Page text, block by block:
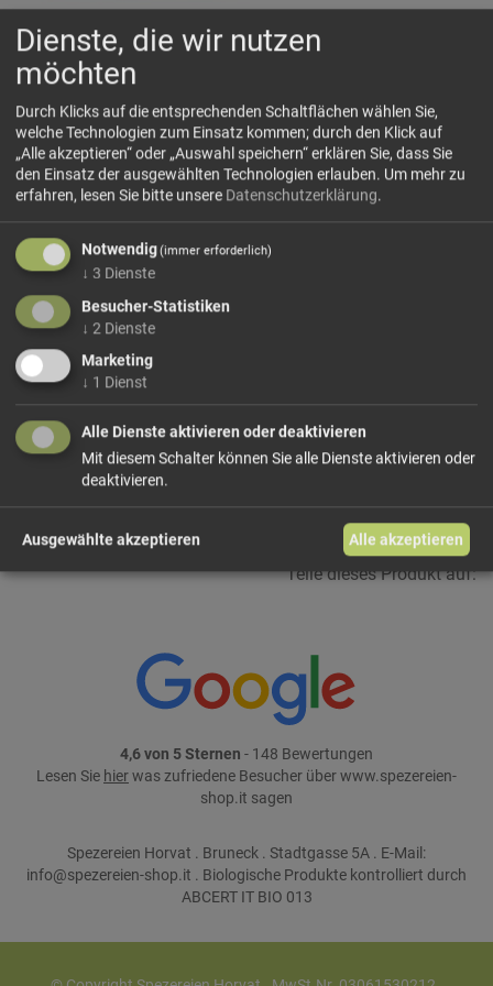
Pfefferkäse Burgeiser Sennerei
🌿Pfefferpoesie im Käseteig – würzig, mild, überraschend
🗺 Herkunft
Der Pfefferkäse stammt aus der traditionsreichen Sennerei
Algund in Südtirol. Dort wird frische Heumilch von
regionalen Bauernhöfen verarbeitet – unter Bioland-
Alpenklima, die kräuterreiche Fütterung und die...
mehr Infos +
Größe: ca. 300 g
In den Warenkorb
Teile dieses Produkt auf:
4,6 von 5 Sternen - 148 Bewertungen
Lesen Sie hierwas zufriedene Besucher über www.spezereien-
shop.it sagen
Spezereien Horvat . Bruneck . Stadtgasse 5A . E-Mail:
info@spezereien-shop.it . Biologische Produkte kontrolliert durch
ABCERT IT BIO 013
Dienste, die wir nutzen
möchten
Durch Klicks auf die entsprechenden Schaltflächen wählen Sie,
welche Technologien zum Einsatz kommen; durch den Klick auf
„Alle akzeptieren“ oder „Auswahl speichern“ erklären Sie, dass Sie
den Einsatz der ausgewählten Technologien erlauben. Um mehr zu
erfahren, lesen Sie bitte unsere Datenschutzerklärung.
Notwendig(immer erforderlich)
↓ 3 Dienste
Besucher-Statistiken
↓ 2 Dienste
Marketing
↓ 1 Dienst
Alle Dienste aktivieren oder deaktivieren
Mit diesem Schalter können Sie alle Dienste aktivieren oder
deaktivieren.
Ausgewählte akzeptieren Alle akzeptieren